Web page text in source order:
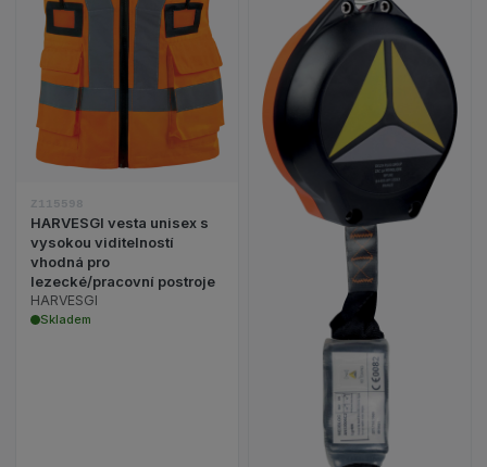
Zobrazit detail produktu HARVESGI vesta
Z115598
HARVESGI vesta unisex s
vysokou viditelností
vhodná pro
lezecké/pracovní postroje
HARVESGI
Skladem
Zobrazit detail